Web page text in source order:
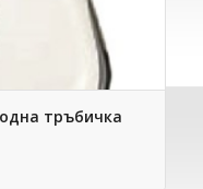
тръбичка